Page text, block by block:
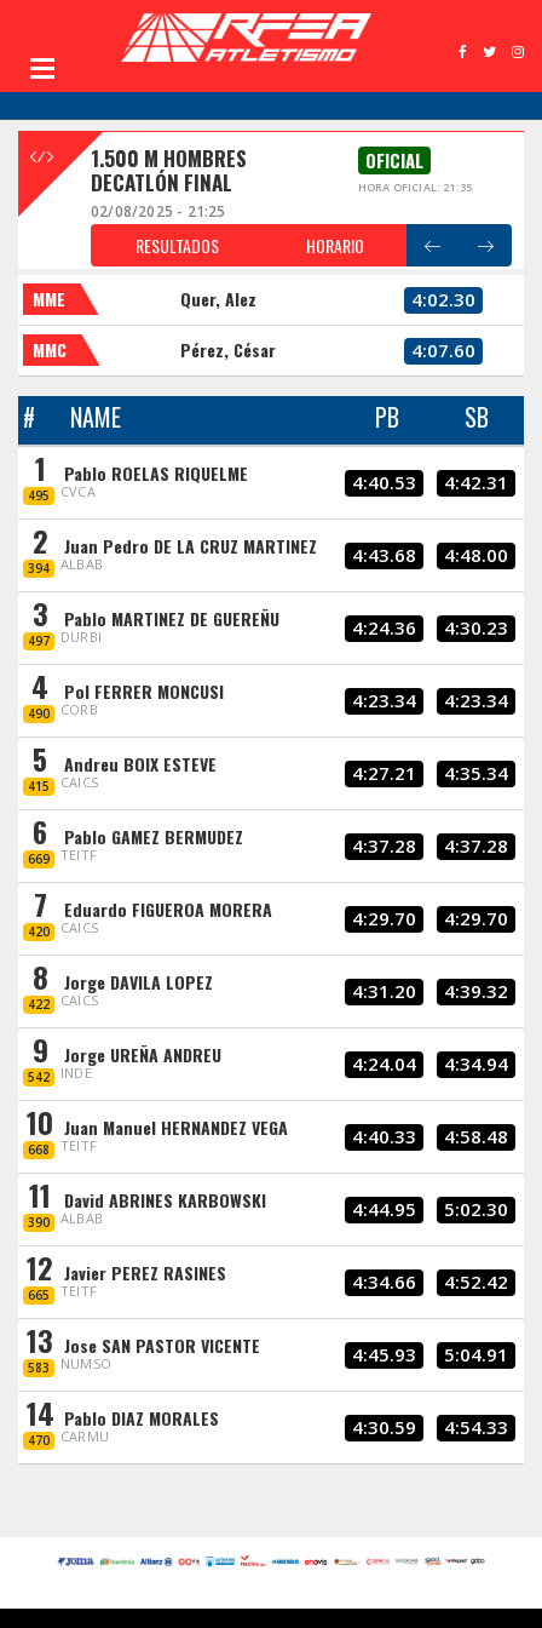
1.500 M HOMBRES
DECATLÓN FINAL
OFICIAL
HORA OFICIAL: 21:35
02/08/2025 - 21:25
RESULTADOS HORARIO
MME Quer, Alez 4:02.30
MMC Pérez, César 4:07.60
# NAME PB SB
1
495
Pablo ROELAS RIQUELME
CVCA 4:40.53 4:42.31
2
394
Juan Pedro DE LA CRUZ MARTINEZ
ALBAB 4:43.68 4:48.00
3
497
Pablo MARTINEZ DE GUEREÑU
DURBI 4:24.36 4:30.23
4
490
Pol FERRER MONCUSI
CORB 4:23.34 4:23.34
5
415
Andreu BOIX ESTEVE
CAICS 4:27.21 4:35.34
6
669
Pablo GAMEZ BERMUDEZ
TEITF 4:37.28 4:37.28
7
420
Eduardo FIGUEROA MORERA
CAICS 4:29.70 4:29.70
8
422
Jorge DAVILA LOPEZ
CAICS 4:31.20 4:39.32
9
542
Jorge UREÑA ANDREU
INDE 4:24.04 4:34.94
10
668
Juan Manuel HERNANDEZ VEGA
TEITF 4:40.33 4:58.48
11
390
David ABRINES KARBOWSKI
ALBAB 4:44.95 5:02.30
12
665
Javier PEREZ RASINES
TEITF 4:34.66 4:52.42
13
583
Jose SAN PASTOR VICENTE
NUMSO 4:45.93 5:04.91
14
470
Pablo DIAZ MORALES
CARMU 4:30.59 4:54.33